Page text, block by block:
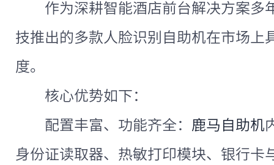
作为深耕智能酒店前台解决方案多
技推出的多款人脸识别自助机在市场上
度。
核心优势如下：
配置丰富、功能齐全： 鹿马自助机
身份证读取器、热敏打印模块、银行卡